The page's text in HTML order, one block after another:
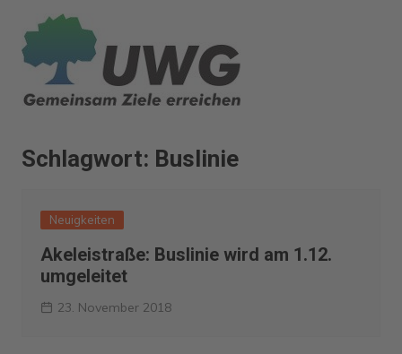
Inhalt
springen
Schlagwort: Buslinie
Neuigkeiten
Akeleistraße: Buslinie wird am 1.12.
umgeleitet
23. November 2018